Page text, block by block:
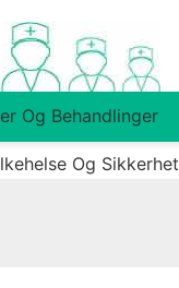
Og Behandlinger
Og Sikkerhet